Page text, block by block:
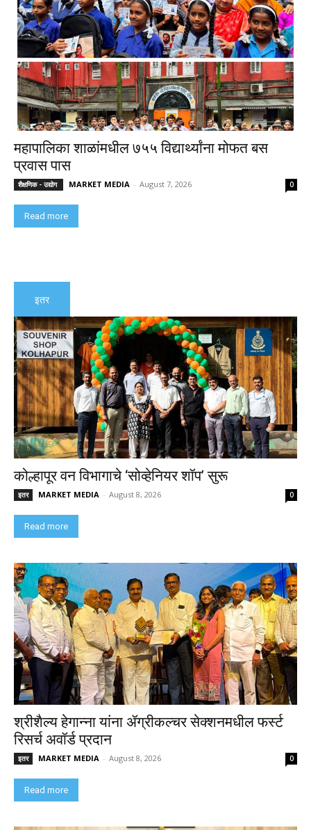
महापालिका शाळांमधील ७५५ विद्यार्थ्यांना मोफत बस
प्रवास पास
शैक्षणिक - उद्योग MARKET MEDIA - August 7, 2026 0
Read more
इतर
कोल्हापूर वन विभागाचे ‘सोव्हेनियर शॉप’ सुरू
इतर MARKET MEDIA - August 8, 2026 0
Read more
श्रीशैल्य हेगान्ना यांना ॲग्रीकल्चर सेक्शनमधील फर्स्ट
रिसर्च अवॉर्ड प्रदान
इतर MARKET MEDIA - August 8, 2026 0
Read more